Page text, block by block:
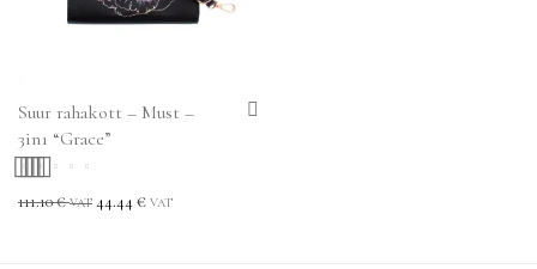
Suur rahakott – Must –
3in1 “Grace”
Hinnanguga
111.10€ VAT 44.44€ VAT